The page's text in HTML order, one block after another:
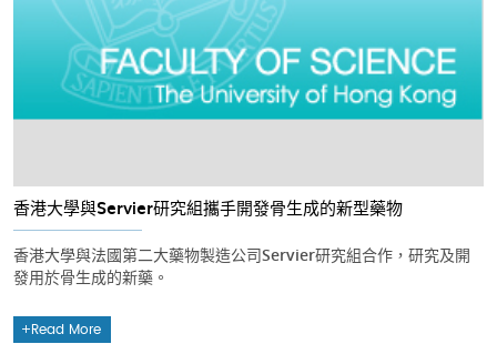
香港大學與Servier研究組攜手開發骨生成的新型藥物
香港大學與法國第二大藥物製造公司Servier研究組合作，研究及開
發用於骨生成的新藥。
Read More